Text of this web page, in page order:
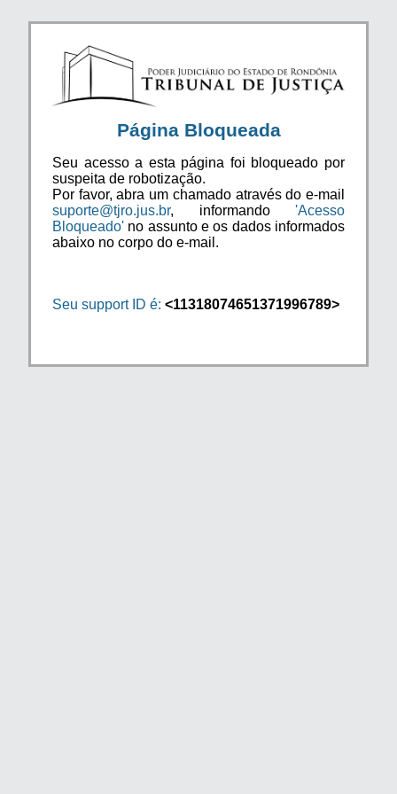
Página Bloqueada
Seu acesso a esta página foi bloqueado por
suspeita de robotização.
Por favor, abra um chamado através do e-mail
suporte@tjro.jus.br, informando 'Acesso
Bloqueado' no assunto e os dados informados
abaixo no corpo do e-mail.
Seu support ID é: <11318074651371996789>